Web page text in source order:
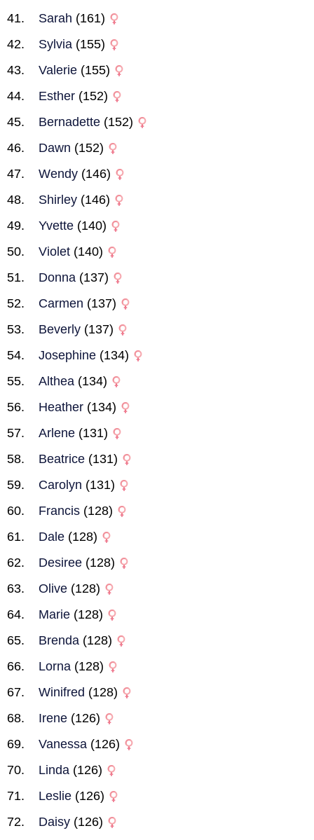
Sarah (161)
Sylvia (155)
Valerie (155)
Esther (152)
Bernadette (152)
Dawn (152)
Wendy (146)
Shirley (146)
Yvette (140)
Violet (140)
Donna (137)
Carmen (137)
Beverly (137)
Josephine (134)
Althea (134)
Heather (134)
Arlene (131)
Beatrice (131)
Carolyn (131)
Francis (128)
Dale (128)
Desiree (128)
Olive (128)
Marie (128)
Brenda (128)
Lorna (128)
Winifred (128)
Irene (126)
Vanessa (126)
Linda (126)
Leslie (126)
Daisy (126)